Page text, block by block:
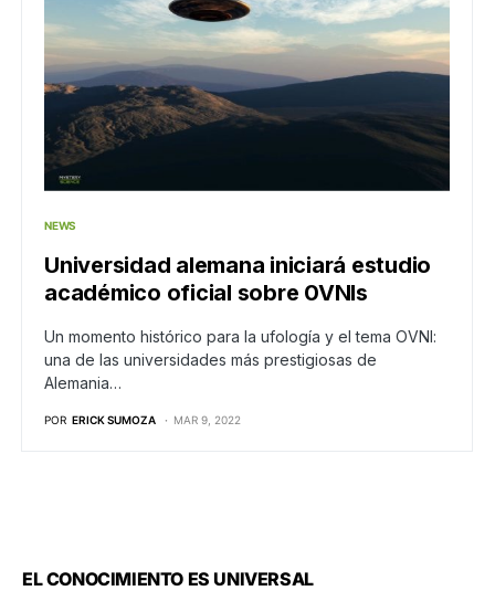
NEWS
Universidad alemana iniciará estudio
académico oficial sobre 0VNIs
Un momento histórico para la ufología y el tema OVNI:
una de las universidades más prestigiosas de
Alemania…
POR ERICK SUMOZA MAR 9, 2022
EL CONOCIMIENTO ES UNIVERSAL